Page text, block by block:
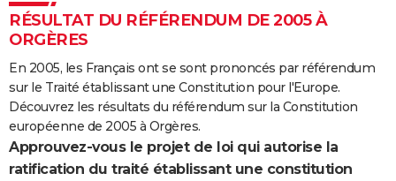
Dictionnaire
Biographies
Citations
Expressions
Proverbes
PROGRAMME TV
COPAINS D'AVANT
S'inscrire
Se connecter
Lycées
Collèges
Primaires
Universités
Entreprises
Service militaire
Avis de recherche
AVIS DE DÉCÈS
FORUM
Bricolage
Lifestyle
Culture
Sport
Auto
Television
Voyage
Cinema
RÉSULTAT DU RÉFÉRENDUM DE 2005 À
ORGÈRES
En 2005, les Français ont se sont prononcés par référendum
sur le Traité établissant une Constitution pour l'Europe.
Découvrez les résultats du référendum sur la Constitution
européenne de 2005 à Orgères.
Approuvez-vous le projet de loi qui autorise la
ratification du traité établissant une constitution